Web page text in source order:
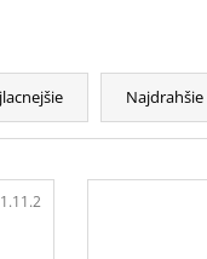
Najdrahšie
1.11.2